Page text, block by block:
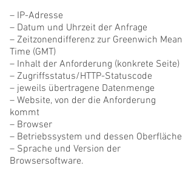
– IP-Adresse
– Datum und Uhrzeit der Anfrage
– Zeitzonendifferenz zur Greenwich Mean
Time (GMT)
– Inhalt der Anforderung (konkrete Seite)
– Zugriffsstatus/HTTP-Statuscode
– jeweils übertragene Datenmenge
– Website, von der die Anforderung
kommt
– Browser
– Betriebssystem und dessen Oberfläche
– Sprache und Version der
Browsersoftware.